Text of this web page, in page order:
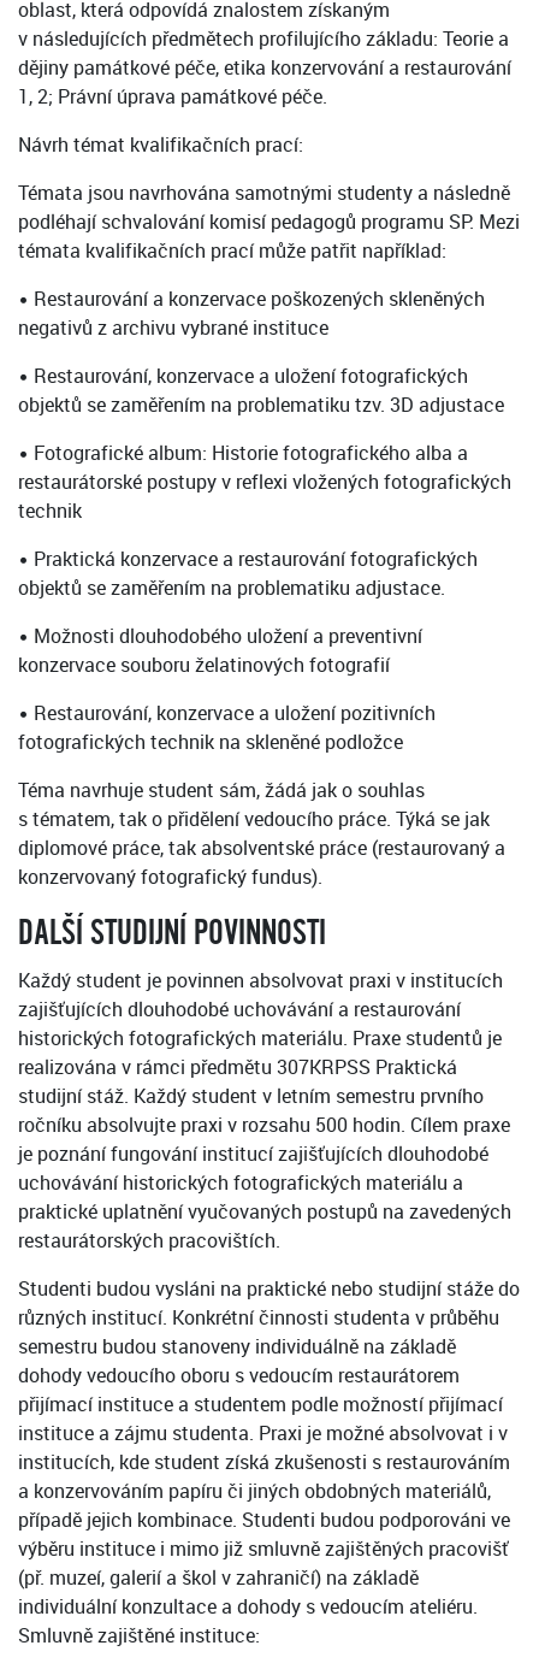
oblast, která odpovídá znalostem získaným
v následujících předmětech profilujícího základu: Teorie a
dějiny památkové péče, etika konzervování a restaurování
1, 2; Právní úprava památkové péče.
Návrh témat kvalifikačních prací:
Témata jsou navrhována samotnými studenty a následně
podléhají schvalování komisí pedagogů programu SP. Mezi
témata kvalifikačních prací může patřit například:
• Restaurování a konzervace poškozených skleněných
negativů z archivu vybrané instituce
• Restaurování, konzervace a uložení fotografických
objektů se zaměřením na problematiku tzv. 3D adjustace
• Fotografické album: Historie fotografického alba a
restaurátorské postupy v reflexi vložených fotografických
technik
• Praktická konzervace a restaurování fotografických
objektů se zaměřením na problematiku adjustace.
• Možnosti dlouhodobého uložení a preventivní
konzervace souboru želatinových fotografií
• Restaurování, konzervace a uložení pozitivních
fotografických technik na skleněné podložce
Téma navrhuje student sám, žádá jak o souhlas
s tématem, tak o přidělení vedoucího práce. Týká se jak
diplomové práce, tak absolventské práce (restaurovaný a
konzervovaný fotografický fundus).
DALŠÍ STUDIJNÍ POVINNOSTI
Každý student je povinnen absolvovat praxi v institucích
zajišťujících dlouhodobé uchovávání a restaurování
historických fotografických materiálu. Praxe studentů je
realizována v rámci předmětu 307KRPSS Praktická
studijní stáž. Každý student v letním semestru prvního
ročníku absolvujte praxi v rozsahu 500 hodin. Cílem praxe
je poznání fungování institucí zajišťujících dlouhodobé
uchovávání historických fotografických materiálu a
praktické uplatnění vyučovaných postupů na zavedených
restaurátorských pracovištích.
Studenti budou vysláni na praktické nebo studijní stáže do
různých institucí. Konkrétní činnosti studenta v průběhu
semestru budou stanoveny individuálně na základě
dohody vedoucího oboru s vedoucím restaurátorem
přijímací instituce a studentem podle možností přijímací
instituce a zájmu studenta. Praxi je možné absolvovat i v
institucích, kde student získá zkušenosti s restaurováním
a konzervováním papíru či jiných obdobných materiálů,
případě jejich kombinace. Studenti budou podporováni ve
výběru instituce i mimo již smluvně zajištěných pracovišť
(př. muzeí, galerií a škol v zahraničí) na základě
individuální konzultace a dohody s vedoucím ateliéru.
Smluvně zajištěné instituce: